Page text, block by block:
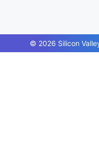
© 2026 Silicon